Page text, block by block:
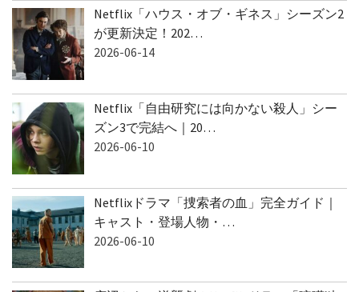
Netflix「ハウス・オブ・ギネス」シーズン2
が更新決定！202…
2026-06-14
Netflix「自由研究には向かない殺人」シー
ズン3で完結へ｜20…
2026-06-10
Netflixドラマ「捜索者の血」完全ガイド｜
キャスト・登場人物・…
2026-06-10